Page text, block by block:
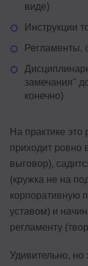
виде)
Инструкции
Регламенты,
замечания"
конечно)
На практике это
приходит ровно
выговор),
(кружка не на
корпоративную
уставом) и
регламенту
Удивительно, но